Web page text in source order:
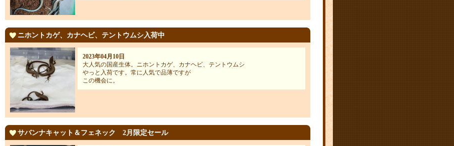
ニホントカゲ、カナヘビ、テントウムシ入荷中
2023年04月10日
大人気の国産生体。ニホントカゲ、カナヘビ、テントウムシ
やっと入荷です。常に人気で品薄ですが
この機会に。
サバンナキャット＆フェネック 2月限定セール